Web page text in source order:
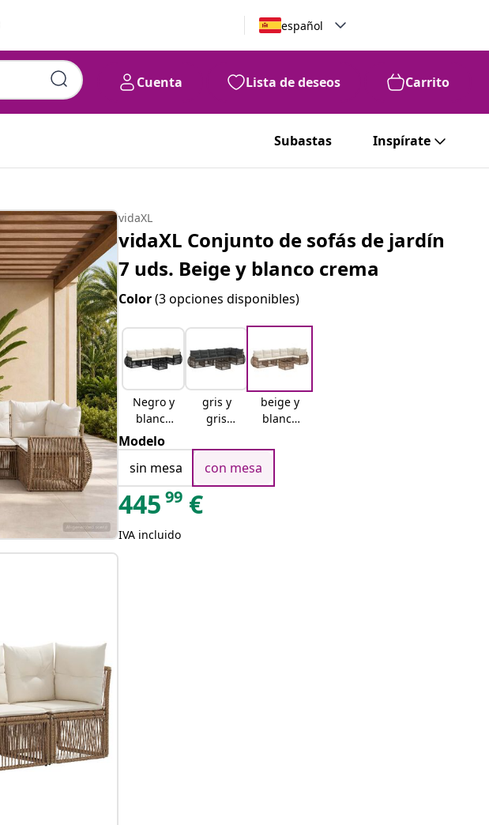
español
Cuenta Lista de deseos Carrito
Subastas Inspírate
vidaXL
vidaXL Conjunto de sofás de jardín
7 uds. Beige y blanco crema
Color(3 opciones disponibles)
Negro y
blanco
crema
gris y
gris
beige y
blanco
Modelo
sin mesa
con mesa
445 99 €
IVA incluido